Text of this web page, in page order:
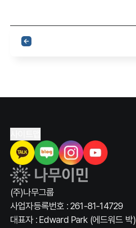
(주)나무그룹
사업자등록번호 : 261-81-14729
대표자 : Edward Park (에드워드 박)